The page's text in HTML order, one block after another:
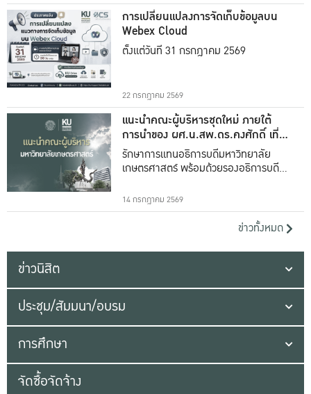
การเปลี่ยนแปลงการจัดเก็บข้อมูลบน
Webex Cloud
ตั้งแต่วันที่ 31 กรกฎาคม 2569
22 กรกฎาคม 2569
แนะนำคณะผู้บริหารชุดใหม่ ภายใต้
การนำของ ผศ.น.สพ.ดร.คงศักดิ์ เที่ยง
ธรรม
รักษาการแทนอธิการบดีมหาวิทยาลัย
เกษตรศาสตร์ พร้อมด้วยรองอธิการบดีทั้ง
14 กรกฎาคม 2569
ข่าวทั้งหมด
ข่าวนิสิต
ประชุม/สัมมนา/อบรม
การศึกษา
จัดซื้อจัดจ้าง